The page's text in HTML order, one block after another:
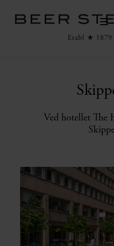
Ved hotellet The